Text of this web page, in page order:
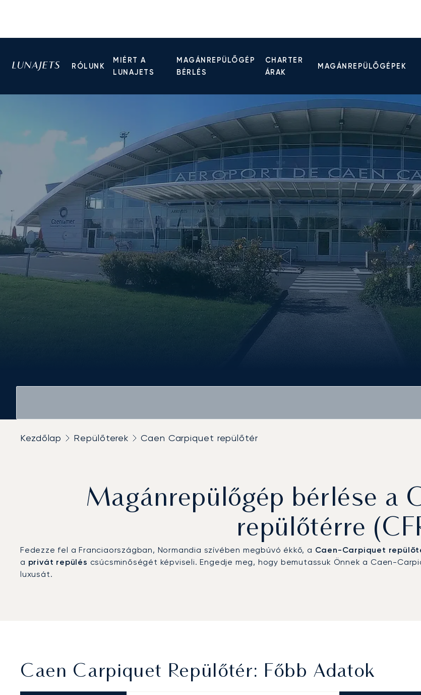
RÓLUNK
MIÉRT A
LUNAJETS
MAGÁNREPÜLŐGÉP
BÉRLÉS
CHARTER
ÁRAK
MAGÁNREPÜLŐGÉPEK
Kezdőlap Repülőterek Caen Carpiquet repülőtér
Magánrepülőgép bérlése a
repülőtérre
Fedezze fel a Franciaországban, Normandia szívében megbúvó ékkő, a Caen-Carpiquet
a privát repülés csúcsminőségét képviseli. Engedje meg, hogy bemutassuk Önnek a Caen-
luxusát.
Caen Carpiquet Repülőtér: Főbb Adatok